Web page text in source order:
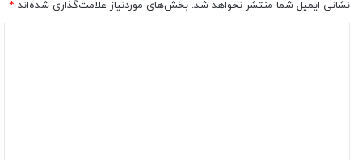
نشانی ایمیل شما منتشر نخواهد شد. بخش‌های موردنیاز علامت‌گذاری شده‌اند *